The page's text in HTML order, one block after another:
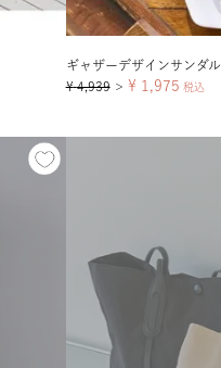
ギャザーデザインサンダル
¥ 4,939 ＞ ¥ 1,975 税込